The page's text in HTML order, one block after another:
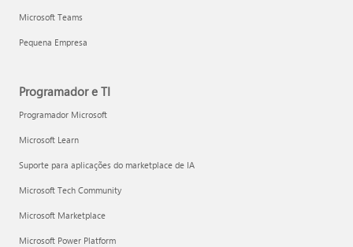
Microsoft Teams
Pequena Empresa
Programador e TI
Programador Microsoft
Microsoft Learn
Suporte para aplicações do marketplace de IA
Microsoft Tech Community
Microsoft Marketplace
Microsoft Power Platform